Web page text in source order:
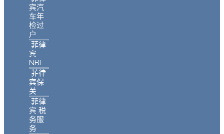
宾汽
车年
检过
户
菲律
宾
NBI
菲律
宾保
关
菲律
宾 税
务服
务